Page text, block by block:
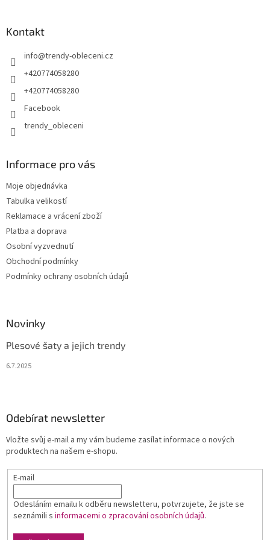
Kontakt
info@trendy-obleceni.cz
+420774058280
+420774058280
Facebook
trendy_obleceni
Informace pro vás
Moje objednávka
Tabulka velikostí
Reklamace a vrácení zboží
Platba a doprava
Osobní vyzvednutí
Obchodní podmínky
Podmínky ochrany osobních údajů
Novinky
Plesové šaty a jejich trendy
6.7.2025
Odebírat newsletter
Vložte svůj e-mail a my vám budeme zasílat informace o nových
produktech na našem e-shopu.
E-mail
Odesláním emailu k odběru newsletteru, potvrzujete, že jste se
seznámili s informacemi o zpracování osobních údajů.